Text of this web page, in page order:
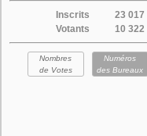
Inscrits
23 017
Votants
10 322
Nombres
de Votes
Numéros
des Bureaux